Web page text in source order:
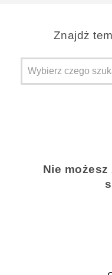
Znajdż
Nie